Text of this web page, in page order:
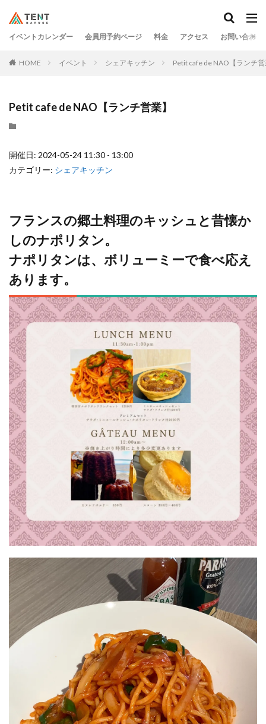
イベントカレンダー 会員用予約ページ 料金 アクセス お問い合わせ
HOME イベント シェアキッチン Petit cafe de NAO【ランチ
Petit cafe de NAO【ランチ営業】
開催日: 2024-05-24 11:30 - 13:00
カテゴリー: シェアキッチン
フランスの郷土料理のキッシュと昔懐か
しのナポリタン。
ナポリタンは、ボリューミーで食べ応え
あります。